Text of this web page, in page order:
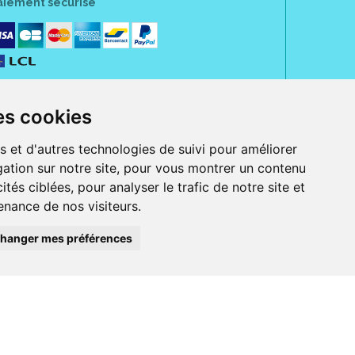
cookies
et d'autres technologies de suivi pour améliorer
sur notre site, pour vous montrer un contenu
ciblées, pour analyser le trafic de notre site et
de nos visiteurs.
mes préférences
Jeanne d' Harcourt, 80300 Albert.
ordonnance.
et iPod touch), ou sur Google Play (pour Androïd 5.0 ou version
Bancontact, PayPal.